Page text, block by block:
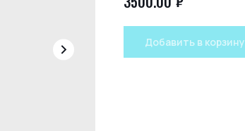
Добавить в корзину